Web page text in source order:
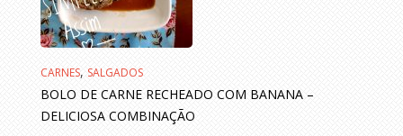
CARNES, SALGADOS
BOLO DE CARNE RECHEADO COM BANANA –
DELICIOSA COMBINAÇÃO